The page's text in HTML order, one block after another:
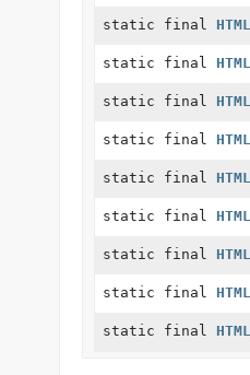
static final
static final
static final
static final
static final
static final
static final
static final
static final